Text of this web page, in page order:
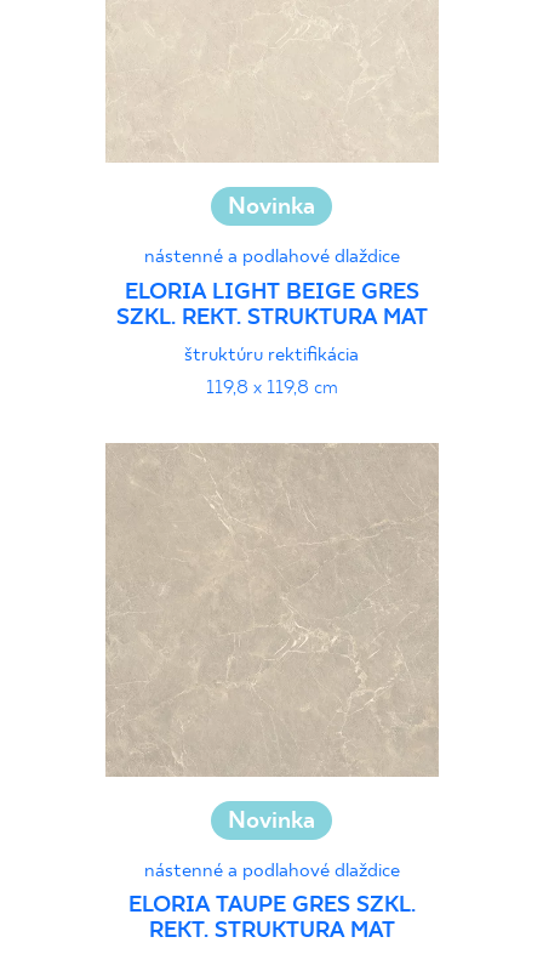
Novinka
nástenné a podlahové dlaždice
ELORIA LIGHT BEIGE GRES
SZKL. REKT. STRUKTURA MAT
štruktúru rektifikácia
119,8 x 119,8 cm
Novinka
nástenné a podlahové dlaždice
ELORIA TAUPE GRES SZKL.
REKT. STRUKTURA MAT